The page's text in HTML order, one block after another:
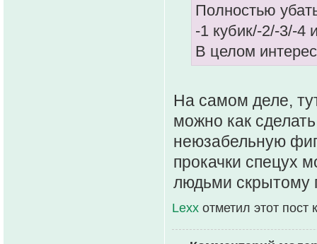
Полностью
-1 кубик/-2/-3/-4
В целом
На самом деле,
можно как
неюзабельную
прокачки спецух
людьми скрытому
Lexx отметил этот пост